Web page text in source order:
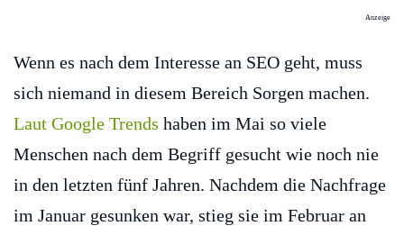
Anzeige
Wenn es nach dem Interesse an SEO geht, muss
sich niemand in diesem Bereich Sorgen machen.
Laut Google Trends haben im Mai so viele
Menschen nach dem Begriff gesucht wie noch nie
in den letzten fünf Jahren. Nachdem die Nachfrage
im Januar gesunken war, stieg sie im Februar an